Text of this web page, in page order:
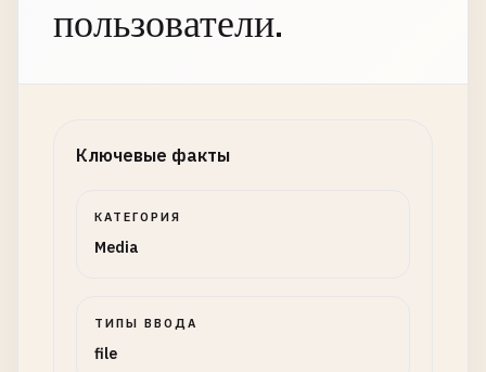
пользователи.
Ключевые факты
КАТЕГОРИЯ
Media
ТИПЫ ВВОДА
file